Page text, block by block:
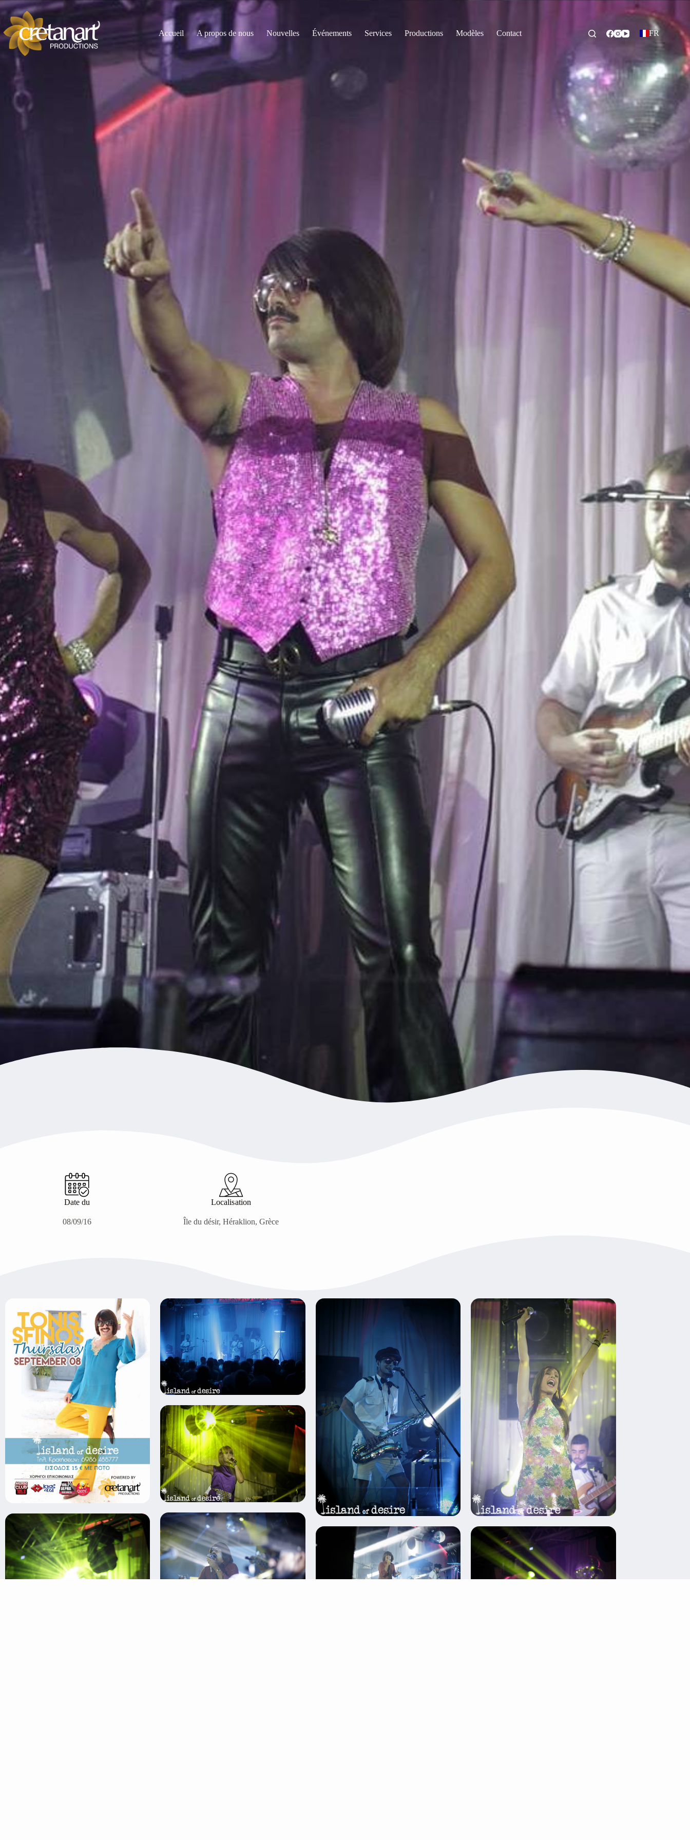
Accueil A propos de nous Nouvelles Événements Services Productions Modèles Contact FR
Date du
08/09/16
Localisation
Île du désir, Héraklion, Grèce